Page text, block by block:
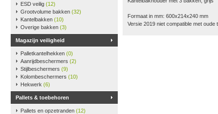
ESD veilig (12)
Grootvolume bakken (32)
Kantelbakken (10)
Overige bakken (3)
Magazijn veiligheid
Palletkantelhekken (0)
Aanrijdbeschermers (2)
Stijlbeschermers (9)
Kolombeschermers (10)
Hekwerk (6)
Pallets & toebehoren
Pallets en opzetranden (12)
Formaat in mm: 600x214x240 mm
Versie 2019 niet compatible met oude